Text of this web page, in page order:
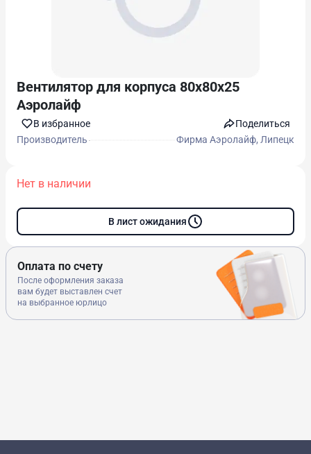
Вентилятор для корпуса 80х80х25
Аэролайф
В избранноe
Поделиться
Производитель
Фирма Аэролайф, Липецк
Нет в наличии
В лист ожидания
Оплата по счету
После оформления заказа
вам будет выставлен счет
на выбранное юрлицо